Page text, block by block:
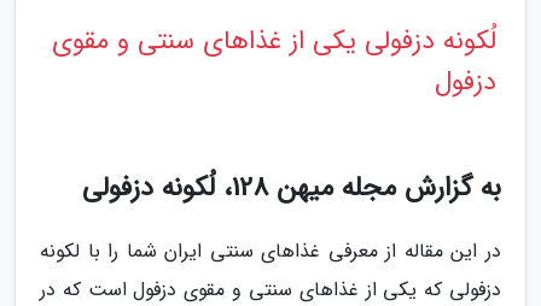
لُکونه دزفولی یکی از غذاهای سنتی و مقوی
دزفول
به گزارش مجله میهن 128، لُکونه دزفولی
در این مقاله از معرفی غذاهای سنتی ایران شما را با لکونه
دزفولی که یکی از غذاهای سنتی و مقوی دزفول است که در